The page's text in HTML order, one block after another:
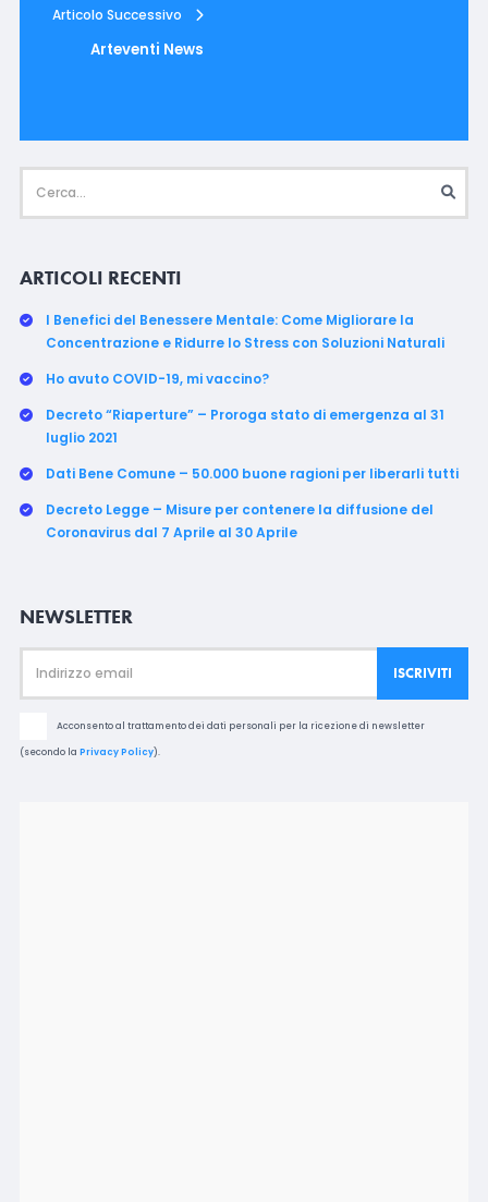
Articolo Successivo
Arteventi News
ARTICOLI RECENTI
I Benefici del Benessere Mentale: Come Migliorare la
Concentrazione e Ridurre lo Stress con Soluzioni Naturali
Ho avuto COVID-19, mi vaccino?
Decreto “Riaperture” – Proroga stato di emergenza al 31
luglio 2021
Dati Bene Comune – 50.000 buone ragioni per liberarli tutti
Decreto Legge – Misure per contenere la diffusione del
Coronavirus dal 7 Aprile al 30 Aprile
NEWSLETTER
Acconsento al trattamento dei dati personali per la ricezione di newsletter
(secondo la Privacy Policy).